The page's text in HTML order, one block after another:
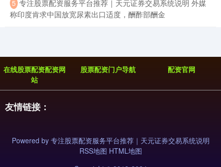
5 ​专注股票配资服务平台推荐｜天元证券交易系统说明 外媒
称印度肯求中国放宽尿素出口适度，酬酢部酬金
在线股票配资配资网
站
股票配资门户导航 配资官网
友情链接：
Powered by 专注股票配资服务平台推荐｜天元证券交易系统说明
RSS地图 HTML地图